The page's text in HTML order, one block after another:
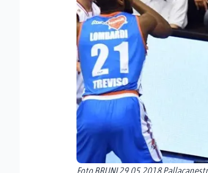
Foto BRUNI 29.05.2018